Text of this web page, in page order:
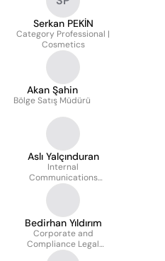
Serkan PEKİN
Category Professional |
Cosmetics
Akan Şahin
Bölge Satış Müdürü
Aslı Yalçınduran
Internal
Communications
Manager
Bedirhan Yıldırım
Corporate and
Compliance Legal
Counsel